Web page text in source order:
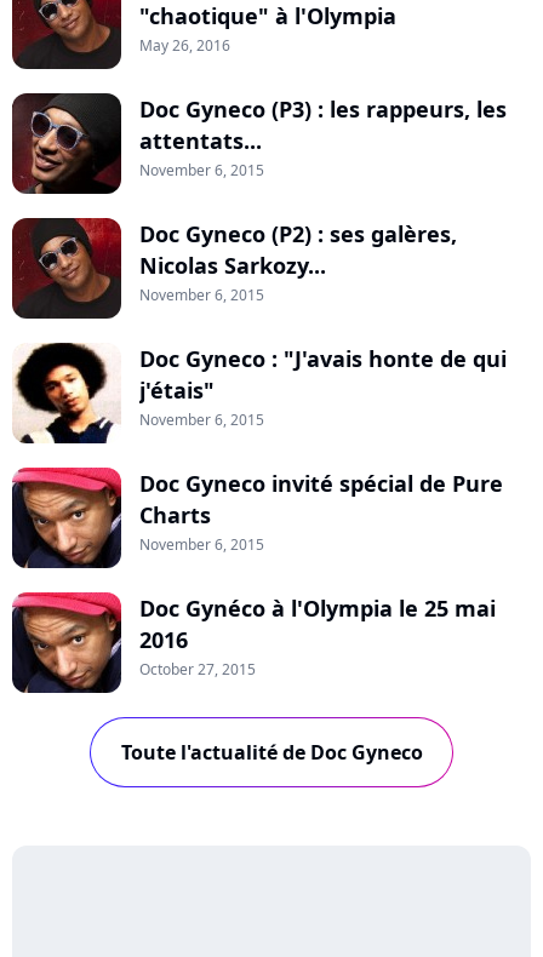
"chaotique" à l'Olympia
May 26, 2016
Doc Gyneco (P3) : les rappeurs, les
attentats...
November 6, 2015
Doc Gyneco (P2) : ses galères,
Nicolas Sarkozy...
November 6, 2015
Doc Gyneco : "J'avais honte de qui
j'étais"
November 6, 2015
Doc Gyneco invité spécial de Pure
Charts
November 6, 2015
Doc Gynéco à l'Olympia le 25 mai
2016
October 27, 2015
Toute l'actualité de Doc Gyneco